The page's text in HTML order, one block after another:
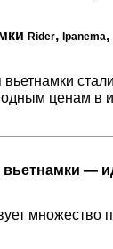
Rider, Ipanema
вьетнамки
ценам в
вьетнамки —
множество